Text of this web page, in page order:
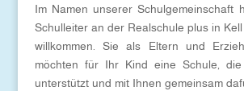
Im Namen unserer Schulgemeinschaft
Schulleiter an der Realschule plus in
willkommen. Sie als Eltern und
möchten für Ihr Kind eine Schule, die
unterstützt und mit Ihnen gemeinsam